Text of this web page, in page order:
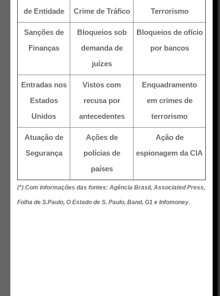
de Entidade
Crime de Tráfico
Terrorismo
Sanções de
Finanças
Bloqueios sob
demanda de
juízes
Bloqueios de ofício
por bancos
Entradas nos
Estados
Unidos
Vistos com
recusa por
antecedentes
Enquadramento
em crimes de
terrorismo
Atuação de
Segurança
Ações de
polícias de
países
Ação de
espionagem da CIA
(*) Com informações das fontes: Agência Brasil, Associated Press,
Folha de S.Paulo, O Estado de S. Paulo, Band, G1 e Infomoney.